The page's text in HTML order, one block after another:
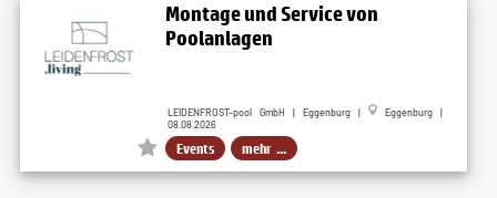
Montage und Service von
Poolanlagen
LEIDENFROST-pool GmbH | Eggenburg |
Eggenburg |
08.08.2026
Events mehr ...